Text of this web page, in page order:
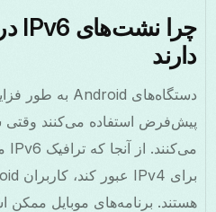
دارند
پیش‌فرض استفاده می‌کنند وقتی
هستند. برنامه‌های موبایل